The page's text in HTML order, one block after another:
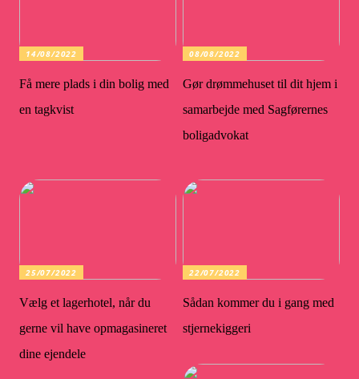
14/08/2022
Få mere plads i din bolig med
en tagkvist
08/08/2022
Gør drømmehuset til dit hjem i
samarbejde med Sagførernes
boligadvokat
25/07/2022
Vælg et lagerhotel, når du
gerne vil have opmagasineret
dine ejendele
22/07/2022
Sådan kommer du i gang med
stjernekiggeri